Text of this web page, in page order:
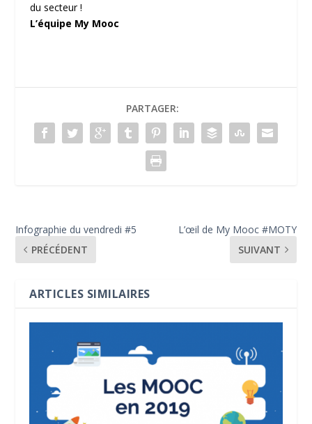
du secteur !
L’équipe My Mooc
PARTAGER:
Infographie du vendredi #5
PRÉCÉDENT
L’œil de My Mooc #MOTY
SUIVANT
ARTICLES SIMILAIRES